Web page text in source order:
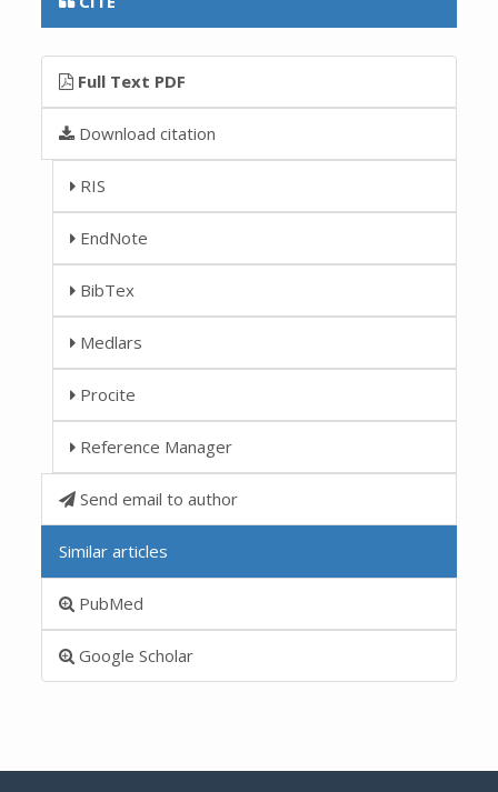
Full Text PDF
Download citation
RIS
EndNote
BibTex
Medlars
Procite
Reference Manager
Send email to author
Similar articles
PubMed
Google Scholar